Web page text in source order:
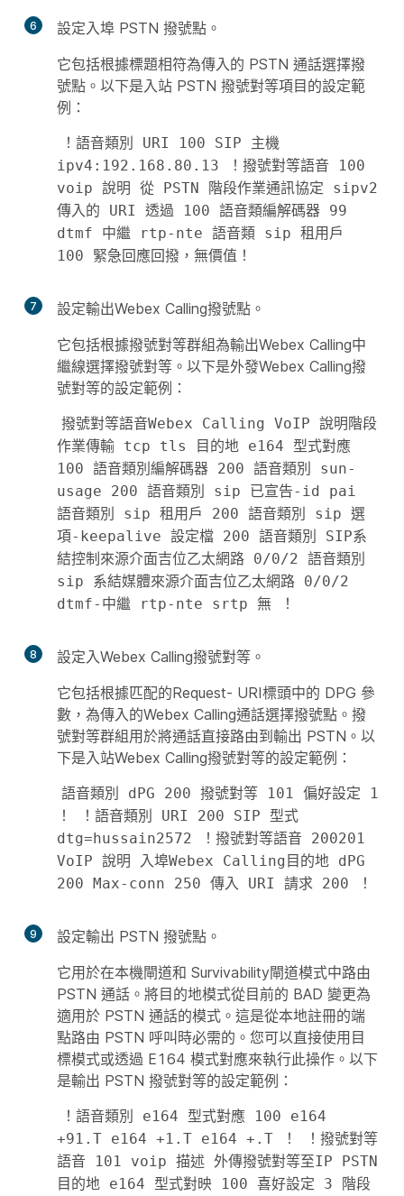
6
設定入埠 PSTN 撥號點。
它包括根據標題相符為傳入的 PSTN 通話選擇撥
號點。以下是入站 PSTN 撥號對等項目的設定範
例：
！語音類別 URI 100 SIP 主機
ipv4:192.168.80.13 ！撥號對等語音 100
voip 說明 從 PSTN 階段作業通訊協定 sipv2
傳入的 URI 透過 100 語音類編解碼器 99
dtmf 中繼 rtp-nte 語音類 sip 租用戶
100 緊急回應回撥，無價值！
7
設定輸出Webex Calling撥號點。
它包括根據撥號對等群組為輸出Webex Calling中
繼線選擇撥號對等。以下是外發Webex Calling撥
號對等的設定範例：
撥號對等語音Webex Calling VoIP 說明階段
作業傳輸 tcp tls 目的地 e164 型式對應
100 語音類別編解碼器 200 語音類別 sun-
usage 200 語音類別 sip 已宣告-id pai
語音類別 sip 租用戶 200 語音類別 sip 選
項-keepalive 設定檔 200 語音類別 SIP系
結控制來源介面吉位乙太網路 0/0/2 語音類別
sip 系結媒體來源介面吉位乙太網路 0/0/2
dtmf-中繼 rtp-nte srtp 無 ！
8
設定入Webex Calling撥號對等。
它包括根據匹配的Request- URI標頭中的 DPG 參
數，為傳入的Webex Calling通話選擇撥號點。撥
號對等群組用於將通話直接路由到輸出 PSTN。以
下是入站Webex Calling撥號對等的設定範例：
語音類別 dPG 200 撥號對等 101 偏好設定 1
！ ！語音類別 URI 200 SIP 型式
dtg=hussain2572 ！撥號對等語音 200201
VoIP 說明 入埠Webex Calling目的地 dPG
9
設定輸出 PSTN 撥號點。
它用於在本機閘道和 Survivability閘道模式中路由
PSTN 通話。將目的地模式從目前的 BAD 變更為
適用於 PSTN 通話的模式。這是從本地註冊的端
點路由 PSTN 呼叫時必需的。您可以直接使用目
標模式或透過 E164 模式對應來執行此操作。以下
是輸出 PSTN 撥號對等的設定範例：
！語音類別 e164 型式對應 100 e164
+91.T e164 +1.T e164 +.T ！ ！撥號對等
語音 101 voip 描述 外傳撥號對等至IP PSTN
目的地 e164 型式對映 100 喜好設定 3 階段